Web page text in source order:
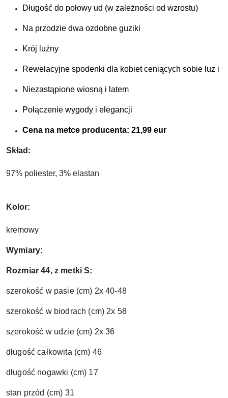
Długość do połowy ud (w zależności od wzrostu)
Na przodzie dwa ozdobne guziki
Krój luźny
Rewelacyjne spodenki dla kobiet ceniących sobie luz i
Niezastąpione wiosną i latem
Połączenie wygody i elegancji
Cena na metce producenta: 21,99 eur
Skład:
97% poliester, 3% elastan
Kolor:
kremowy
Wymiary:
Rozmiar 44, z metki S:
szerokość w pasie (cm) 2x 40-48
szerokość w biodrach (cm) 2x 58
szerokość w udzie (cm) 2x 36
długość całkowita (cm) 46
długość nogawki (cm) 17
stan przód (cm) 31